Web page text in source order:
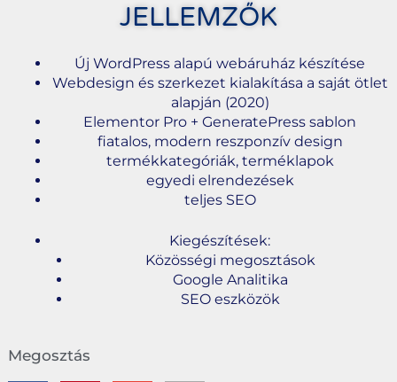
JELLEMZŐK
Új WordPress alapú webáruház készítése
Webdesign és szerkezet kialakítása a saját ötlet
alapján (2020)
Elementor Pro + GeneratePress sablon
fiatalos, modern reszponzív design
termékkategóriák, terméklapok
egyedi elrendezések
teljes SEO
Kiegészítések:
Közösségi megosztások
Google Analitika
SEO eszközök
Megosztás